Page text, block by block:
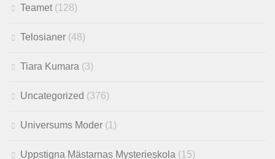
Teamet(128)
Telosianer (48)
Tiara Kumara (3)
Uncategorized (376)
Universums Moder (1)
Uppstigna Mästarnas Mysterieskola (15)